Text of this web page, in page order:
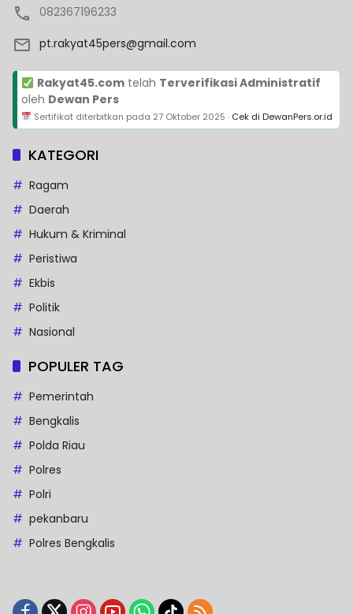
082367196233
pt.rakyat45pers@gmail.com
Rakyat45.comtelah Terverifikasi Administratif
oleh Dewan Pers
Sertifikat diterbitkan pada 27 Oktober 2025 · Cek di DewanPers.or.id
KATEGORI
Ragam
Daerah
Hukum & Kriminal
Peristiwa
Ekbis
Politik
Nasional
POPULER TAG
Pemerintah
Bengkalis
Polda Riau
Polres
Polri
pekanbaru
Polres Bengkalis